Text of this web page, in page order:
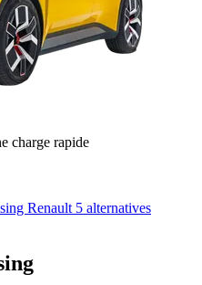
charge rapide
Renault 5 alternatives